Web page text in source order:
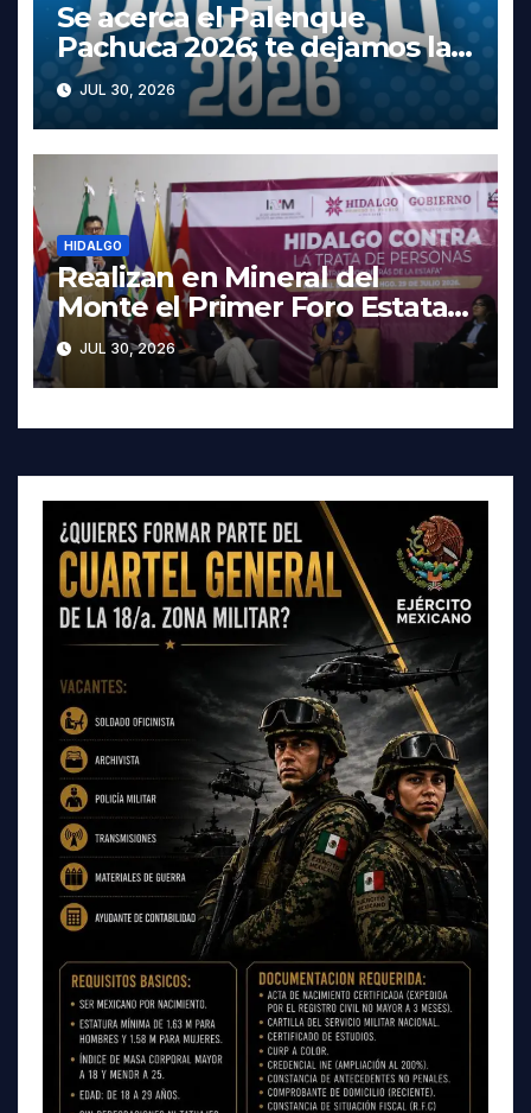
Se acerca el Palenque
Pachuca 2026; te dejamos la
cartelera completa, las fechas
y los precios
JUL 30, 2026
HIDALGO
Realizan en Mineral del
Monte el Primer Foro Estatal
contra la Trata de Personas
JUL 30, 2026